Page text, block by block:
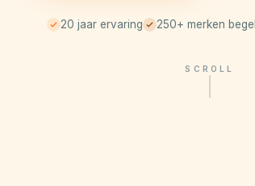
20 jaar ervaring 250+ merken
SCROLL